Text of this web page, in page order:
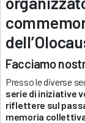
Facciamo
Presso le diverse
serie di iniziative
riflettere sul
memoria